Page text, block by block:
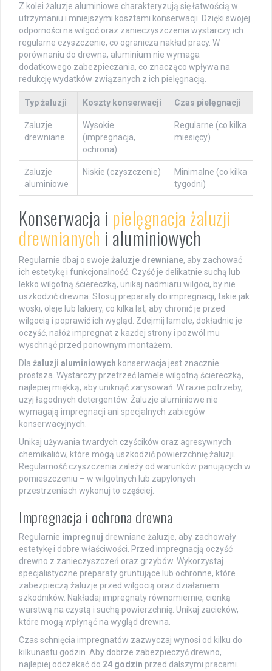
Z kolei żaluzje aluminiowe charakteryzują się łatwością w
utrzymaniu i mniejszymi kosztami konserwacji. Dzięki swojej
odporności na wilgoć oraz zanieczyszczenia wystarczy ich
regularne czyszczenie, co ogranicza nakład pracy. W
porównaniu do drewna, aluminium nie wymaga
dodatkowego zabezpieczania, co znacząco wpływa na
redukcję wydatków związanych z ich pielęgnacją.
Typ żaluzji Koszty konserwacji Czas pielęgnacji
Żaluzje
drewniane
Wysokie
(impregnacja,
ochrona)
Regularne (co kilka
miesięcy)
Żaluzje
aluminiowe
Niskie (czyszczenie)
Minimalne (co kilka
tygodni)
Konserwacja i pielęgnacja żaluzji
drewnianych i aluminiowych
Regularnie dbaj o swoje żaluzje drewniane, aby zachować
ich estetykę i funkcjonalność. Czyść je delikatnie suchą lub
lekko wilgotną ściereczką, unikaj nadmiaru wilgoci, by nie
uszkodzić drewna. Stosuj preparaty do impregnacji, takie jak
woski, oleje lub lakiery, co kilka lat, aby chronić je przed
wilgocią i poprawić ich wygląd. Zdejmij lamele, dokładnie je
oczyść, nałóż impregnat z każdej strony i pozwól mu
wyschnąć przed ponownym montażem.
Dla żaluzji aluminiowych konserwacja jest znacznie
prostsza. Wystarczy przetrzeć lamele wilgotną ściereczką,
najlepiej miękką, aby uniknąć zarysowań. W razie potrzeby,
użyj łagodnych detergentów. Żaluzje aluminiowe nie
wymagają impregnacji ani specjalnych zabiegów
konserwacyjnych.
Unikaj używania twardych czyścików oraz agresywnych
chemikaliów, które mogą uszkodzić powierzchnię żaluzji.
Regularność czyszczenia zależy od warunków panujących w
pomieszczeniu – w wilgotnych lub zapylonych
przestrzeniach wykonuj to częściej.
Impregnacja i ochrona drewna
Regularnie impregnuj drewniane żaluzje, aby zachowały
estetykę i dobre właściwości. Przed impregnacją oczyść
drewno z zanieczyszczeń oraz grzybów. Wykorzystaj
specjalistyczne preparaty gruntujące lub ochronne, które
zabezpieczą żaluzje przed wilgocią oraz działaniem
szkodników. Nakładaj impregnaty równomiernie, cienką
warstwą na czystą i suchą powierzchnię. Unikaj zacieków,
które mogą wpłynąć na wygląd drewna.
Czas schnięcia impregnatów zazwyczaj wynosi od kilku do
kilkunastu godzin. Aby dobrze zabezpieczyć drewno,
najlepiej odczekać do 24 godzin przed dalszymi pracami.